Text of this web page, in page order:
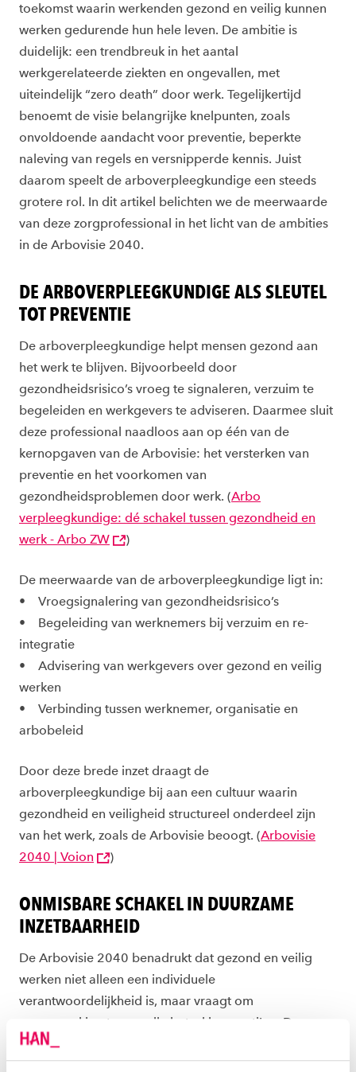
toekomst waarin werkenden gezond en veilig kunnen
werken gedurende hun hele leven. De ambitie is
duidelijk: een trendbreuk in het aantal
werkgerelateerde ziekten en ongevallen, met
uiteindelijk “zero death” door werk. Tegelijkertijd
benoemt de visie belangrijke knelpunten, zoals
onvoldoende aandacht voor preventie, beperkte
naleving van regels en versnipperde kennis. Juist
daarom speelt de arboverpleegkundige een steeds
grotere rol. In dit artikel belichten we de meerwaarde
van deze zorgprofessional in het licht van de ambities
in de Arbovisie 2040.
DE ARBOVERPLEEGKUNDIGE ALS SLEUTEL
TOT PREVENTIE
De arboverpleegkundige helpt mensen gezond aan
het werk te blijven. Bijvoorbeeld door
gezondheidsrisico’s vroeg te signaleren, verzuim te
begeleiden en werkgevers te adviseren. Daarmee sluit
deze professional naadloos aan op één van de
kernopgaven van de Arbovisie: het versterken van
preventie en het voorkomen van
gezondheidsproblemen door werk. (Arbo
verpleegkundige: dé schakel tussen gezondheid en
werk - Arbo ZW
)
De meerwaarde van de arboverpleegkundige ligt in:
• Vroegsignalering van gezondheidsrisico’s
• Begeleiding van werknemers bij verzuim en re-
integratie
• Advisering van werkgevers over gezond en veilig
werken
• Verbinding tussen werknemer, organisatie en
arbobeleid
Door deze brede inzet draagt de
arboverpleegkundige bij aan een cultuur waarin
gezondheid en veiligheid structureel onderdeel zijn
van het werk, zoals de Arbovisie beoogt. (Arbovisie
2040 | Voion
)
ONMISBARE SCHAKEL IN DUURZAME
INZETBAARHEID
De Arbovisie 2040 benadrukt dat gezond en veilig
werken niet alleen een individuele
verantwoordelijkheid is, maar vraagt om
samenwerking tussen alle betrokken partijen. De
arboverpleegkundige vervult hierin een verbindende
rol.